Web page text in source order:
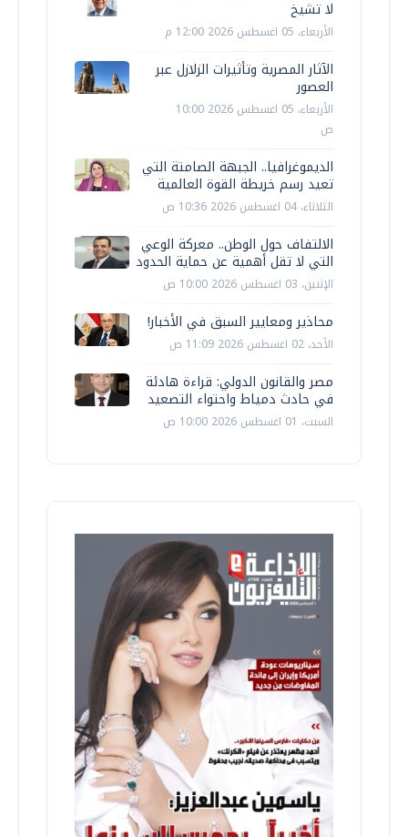
لا تشيخ
الأربعاء، 05 اغسطس 2026 12:00 م
الآثار المصرية وتأثيرات الزلازل عبر
العصور
الأربعاء، 05 اغسطس 2026 10:00
ص
الديموغرافيا.. الجبهة الصامتة التي
تعيد رسم خريطة القوة العالمية
الثلاثاء، 04 اغسطس 2026 10:36 ص
الالتفاف حول الوطن.. معركة الوعي
التي لا تقل أهمية عن حماية الحدود
الإثنين، 03 اغسطس 2026 10:00 ص
محاذير ومعايير السبق في الأخبار!
الأحد، 02 اغسطس 2026 11:09 ص
مصر والقانون الدولي: قراءة هادئة
في حادث دمياط واحتواء التصعيد
السبت، 01 اغسطس 2026 10:00 ص